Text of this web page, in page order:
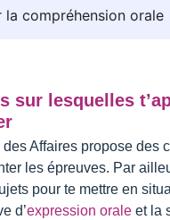
la compréhension orale
sur lesquelles
Affaires propose des
les épreuves. Par
pour te mettre en
d’expression orale et la